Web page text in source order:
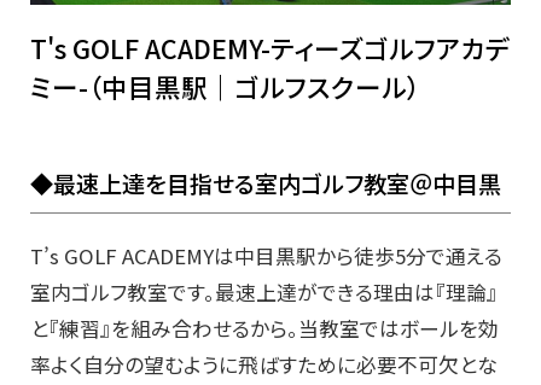
T's GOLF ACADEMY-ティーズゴルフアカデ
ミー-（中目黒駅｜ゴルフスクール）
◆最速上達を目指せる室内ゴルフ教室＠中目黒
T’s GOLF ACADEMYは中目黒駅から徒歩5分で通える
室内ゴルフ教室です。最速上達ができる理由は『理論』
と『練習』を組み合わせるから。当教室ではボールを効
率よく自分の望むように飛ばすために必要不可欠とな